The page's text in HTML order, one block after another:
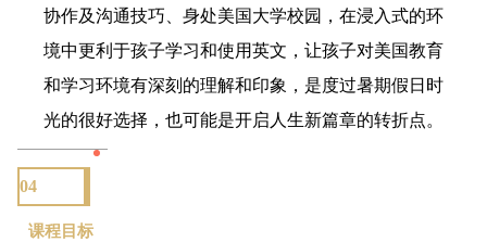
协作及沟通技巧、身处美国大学校园，在浸入式的环
境中更利于孩子学习和使用英文，让孩子对美国教育
和学习环境有深刻的理解和印象，是度过暑期假日时
光的很好选择，也可能是开启人生新篇章的转折点。
04
课程目标